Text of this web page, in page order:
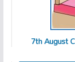
7th August